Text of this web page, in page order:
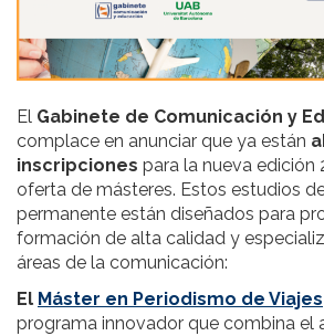
El Gabinete de Comunicación y
complace en anunciar que ya están
inscripciones para la nueva edición
oferta de másteres. Estos estudios
permanente están diseñados para
formación de alta calidad y
áreas de la comunicación:
El Máster en Periodismo de Viajes
programa innovador que combina el